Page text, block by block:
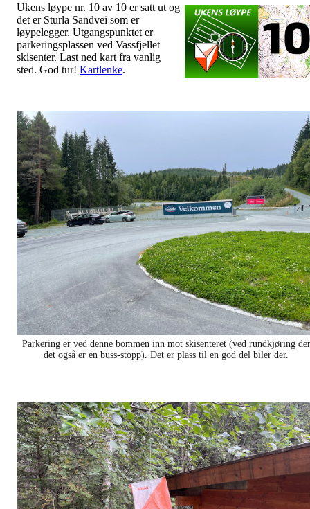
Ukens løype nr. 10 av 10 er satt ut og
det er Sturla Sandvei som er
løypelegger. Utgangspunktet er
parkeringsplassen ved Vassfjellet
skisenter. Last ned kart fra vanlig
sted. God tur! Kartlenke.
Parkering er ved denne bommen inn mot skisenteret (ved rundkjøring der
det også er en buss-stopp). Det er plass til en god del biler der.